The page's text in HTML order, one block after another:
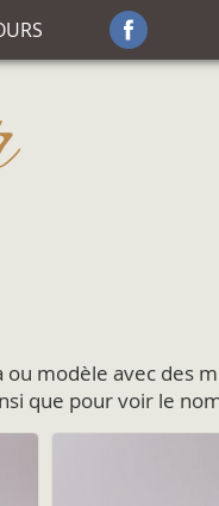
modèle avec des
que pour voir le